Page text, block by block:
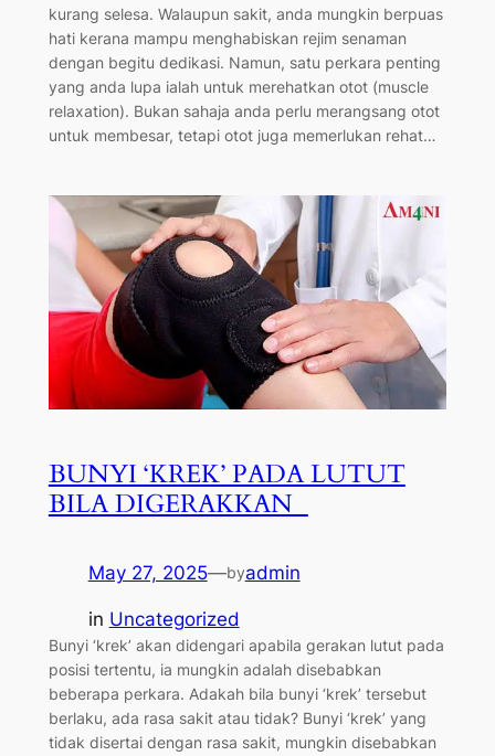
kurang selesa. Walaupun sakit, anda mungkin berpuas
hati kerana mampu menghabiskan rejim senaman
dengan begitu dedikasi. Namun, satu perkara penting
yang anda lupa ialah untuk merehatkan otot (muscle
relaxation). Bukan sahaja anda perlu merangsang otot
untuk membesar, tetapi otot juga memerlukan rehat…
BUNYI ‘KREK’ PADA LUTUT
BILA DIGERAKKAN
May 27, 2025—byadmin
in Uncategorized
Bunyi ‘krek’ akan didengari apabila gerakan lutut pada
posisi tertentu, ia mungkin adalah disebabkan
beberapa perkara. Adakah bila bunyi ‘krek’ tersebut
berlaku, ada rasa sakit atau tidak? Bunyi ‘krek’ yang
tidak disertai dengan rasa sakit, mungkin disebabkan